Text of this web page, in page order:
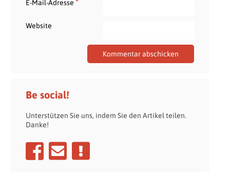
E-Mail-Adresse
Website
Be social!
Unterstützen Sie uns, indem Sie den Artikel teilen.
Danke!